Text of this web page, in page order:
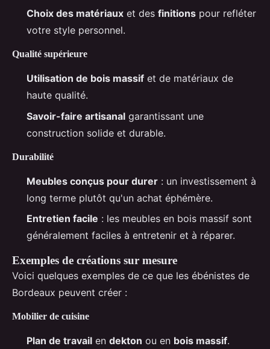
Choix des matériaux et des finitions pour refléter
votre style personnel.
Qualité supérieure
Utilisation de bois massif et de matériaux de
haute qualité.
Savoir-faire artisanal garantissant une
construction solide et durable.
Durabilité
Meubles conçus pour durer : un investissement à
long terme plutôt qu'un achat éphémère.
Entretien facile : les meubles en bois massif sont
généralement faciles à entretenir et à réparer.
Exemples de créations sur mesure
Voici quelques exemples de ce que les ébénistes de
Bordeaux peuvent créer :
Mobilier de cuisine
Plan de travail en dekton ou en bois massif.